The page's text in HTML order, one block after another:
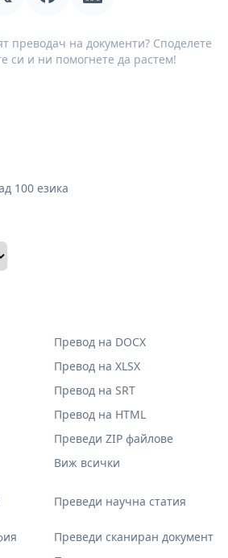
преводач на документи? Споделете
си и ни помогнете да растем!
100 езика
Преведи научна статия
Преведи сканиран документ
Превод на DOCX
Превод на XLSX
Превод на SRT
Превод на HTML
Преведи ZIP файлове
Виж всички